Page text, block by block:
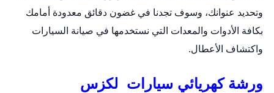
وتحديد عنوانك، وسوف تجدنا في غضون دقائق معدودة أمامك
بكافة الأدوات والمعدات التي نستخدمها في صيانة السيارات
واكتشاف الأعطال.
ورشة كهريائي سيارات لكزس